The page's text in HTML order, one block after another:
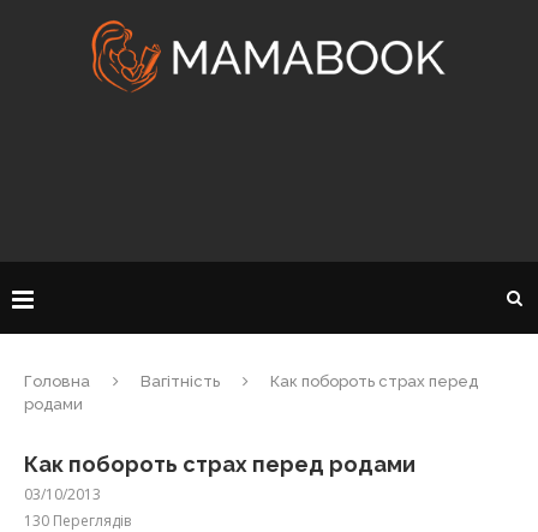
Головна Вагітність
Как побороть страх перед
родами
Как побороть страх перед родами
03/10/2013
130 Переглядів